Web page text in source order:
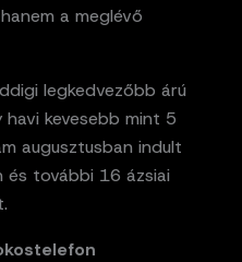
a meglévő
legkedvezőbb árú
kevesebb mint 5
augusztusban indult
és további 16 ázsiai